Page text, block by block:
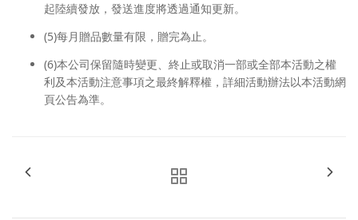
起陸續發放，發送進度將透過通知更新。
(5)每月贈品數量有限，贈完為止。
(6)本公司保留隨時變更、終止或取消一部或全部本活動之權
利及本活動注意事項之最終解釋權，詳細活動辦法以本活動網
頁公告為準。